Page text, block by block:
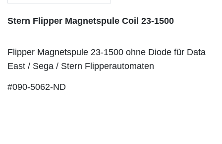
Stern Flipper Magnetspule Coil 23-1500
Flipper Magnetspule 23-1500 ohne Diode für Data
East / Sega / Stern Flipperautomaten
#090-5062-ND